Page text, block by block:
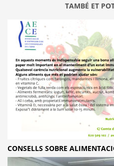
TAMBÉ ET
CONSELLS SOBRE